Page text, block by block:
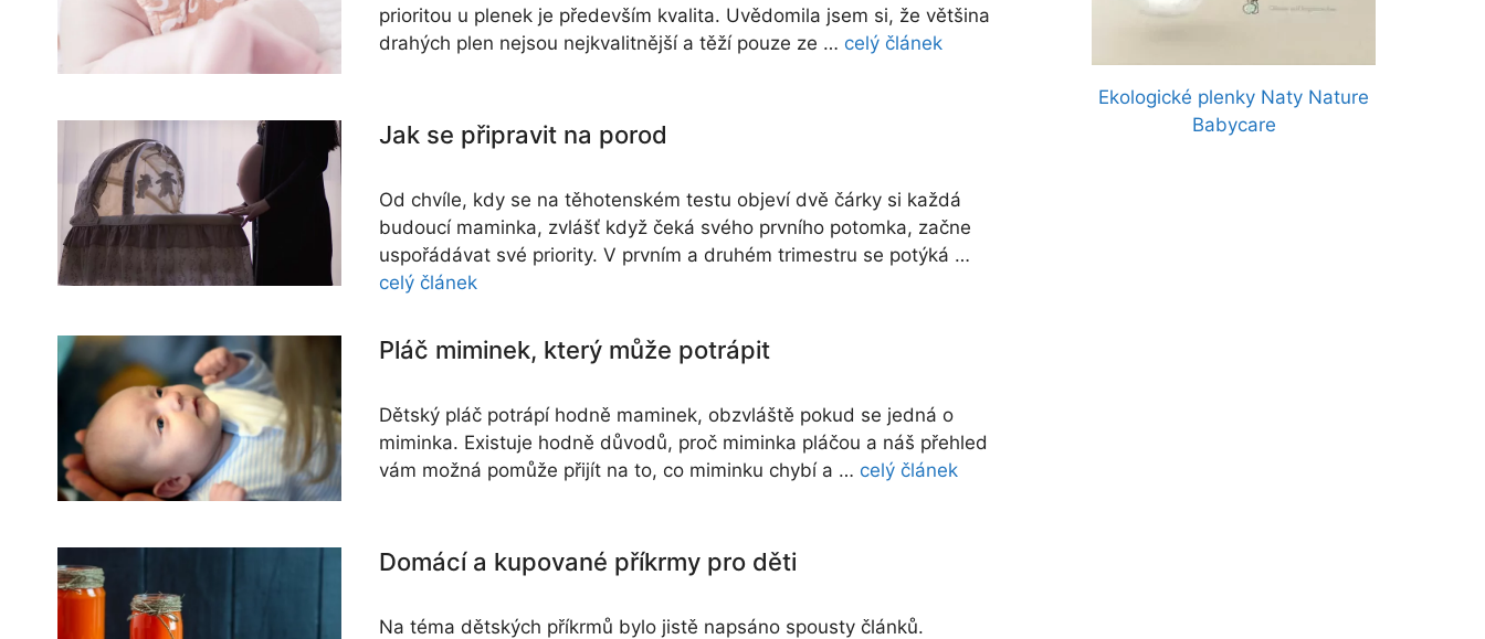
prioritou u plenek je především kvalita. Uvědomila jsem si, že většina
drahých plen nejsou nejkvalitnější a těží pouze ze … celý článek
Jak se připravit na porod
Od chvíle, kdy se na těhotenském testu objeví dvě čárky si každá
budoucí maminka, zvlášť když čeká svého prvního potomka, začne
uspořádávat své priority. V prvním a druhém trimestru se potýká …
celý článek
Pláč miminek, který může potrápit
Dětský pláč potrápí hodně maminek, obzvláště pokud se jedná o
miminka. Existuje hodně důvodů, proč miminka pláčou a náš přehled
vám možná pomůže přijít na to, co miminku chybí a … celý článek
Domácí a kupované příkrmy pro děti
Na téma dětských příkrmů bylo jistě napsáno spousty článků.
Ekologické plenky Naty Nature
Babycare